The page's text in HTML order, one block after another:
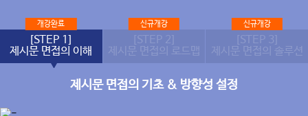
[STEP 1]
제시문 면접의 이해
개강완료
[STEP 2]
제시문 면접의 로드맵
신규개강
[STEP 3]
제시문 면접의 솔루션
신규개강
제시문 면접의 기초 & 방향성 설정